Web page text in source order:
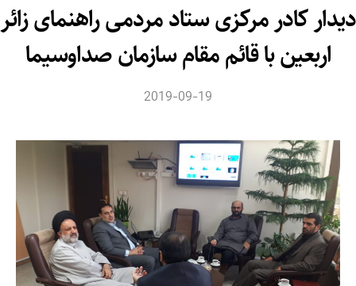
کادر مرکزی ستاد مردمی راهنمای زائر
اربعین با قائم مقام سازمان صداوسیما
2019-09-19